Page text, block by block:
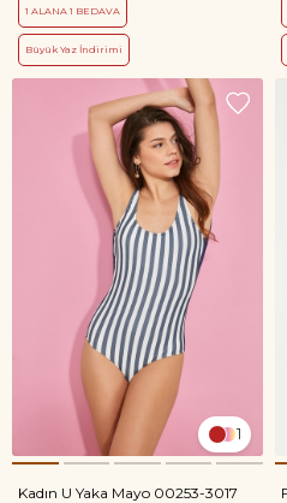
1 ALANA 1 BEDAVA
Büyük Yaz İndirimi
1
Kadın U Yaka Mayo 00253-3017